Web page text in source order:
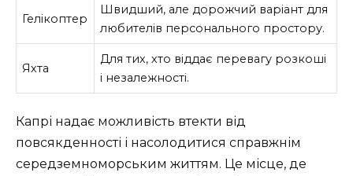
Гелікоптер
Швидший, але дорожчий варіант для
любителів персонального простору.
Яхта
Для тих, хто віддає перевагу розкоші
і незалежності.
Капрі надає можливість втекти від
повсякденності і насолодитися справжнім
середземноморським життям. Це місце, де